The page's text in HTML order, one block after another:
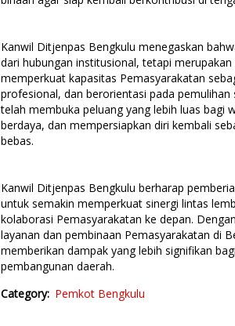
Kanwil Ditjenpas Bengkulu menegaskan
dari hubungan institusional, tetapi
memperkuat kapasitas Pemasyarakatan
profesional, dan berorientasi pada
telah membuka peluang yang lebih luas bagi
berdaya, dan mempersiapkan diri kembali
bebas.
Kanwil Ditjenpas Bengkulu berharap
untuk semakin memperkuat sinergi lintas
kolaborasi Pemasyarakatan ke depan.
layanan dan pembinaan Pemasyarakatan di
memberikan dampak yang lebih signifikan
pembangunan daerah.
Category Pemkot Bengkulu